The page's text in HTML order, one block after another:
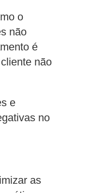
o
não
é
não
e
no
as